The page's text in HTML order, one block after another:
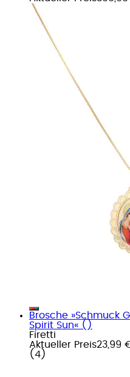
Brosche »Schmuck
Spirit Sun« ()
Firetti
Aktueller Preis23,99
( 4 )